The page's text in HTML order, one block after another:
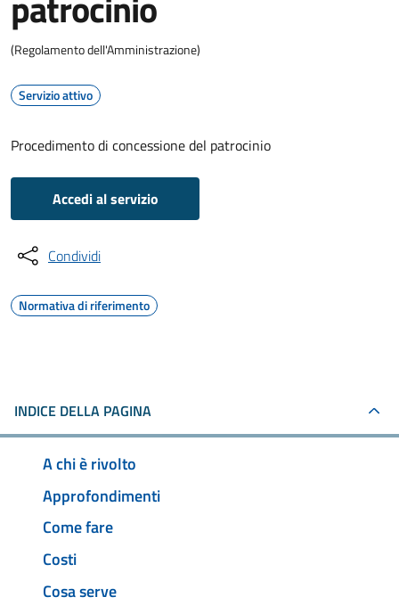
(Regolamento dell'Amministrazione)
Servizio attivo
Procedimento di concessione del patrocinio
Accedi al servizio
Condividi
Normativa di riferimento
INDICE DELLA PAGINA
A chi è rivolto
Approfondimenti
Come fare
Costi
Cosa serve